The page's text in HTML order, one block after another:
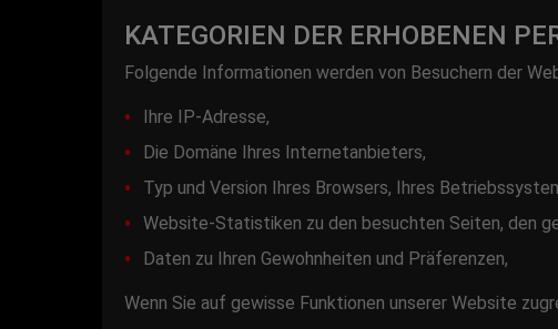
KATEGORIEN DER ERHOBENEN
Folgende Informationen werden von Besuchern der
Ihre IP-Adresse,
Die Domäne Ihres Internetanbieters,
Typ und Version Ihres Browsers, Ihres
Website-Statistiken zu den besuchten Seiten, den
Daten zu Ihren Gewohnheiten und Präferenzen,
Wenn Sie auf gewisse Funktionen unserer Website